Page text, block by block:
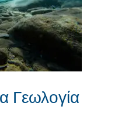
Γεωλογία